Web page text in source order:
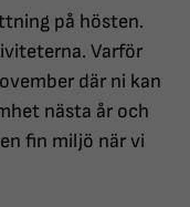
på hösten.
Varför
där ni kan
nästa år och
fin miljö när vi